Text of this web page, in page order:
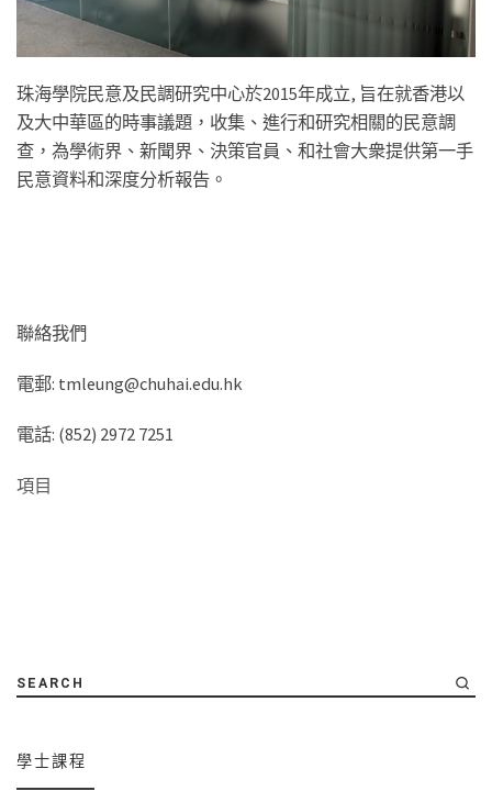
珠海學院民意及民調研究中心於2015年成立, 旨在就香港以
及大中華區的時事議題，收集、進行和研究相關的民意調
查，為學術界、新聞界、決策官員、和社會大衆提供第一手
民意資料和深度分析報告。
聯絡我們
電郵: tmleung@chuhai.edu.hk
電話: (852) 2972 7251
項目
SEARCH
學士課程